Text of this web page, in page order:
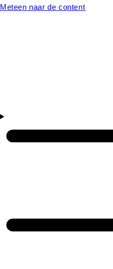
Meteen naar de content